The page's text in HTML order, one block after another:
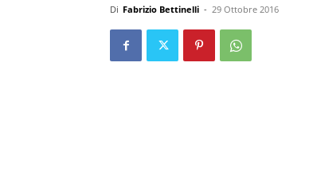
Di Fabrizio Bettinelli - 29 Ottobre 2016